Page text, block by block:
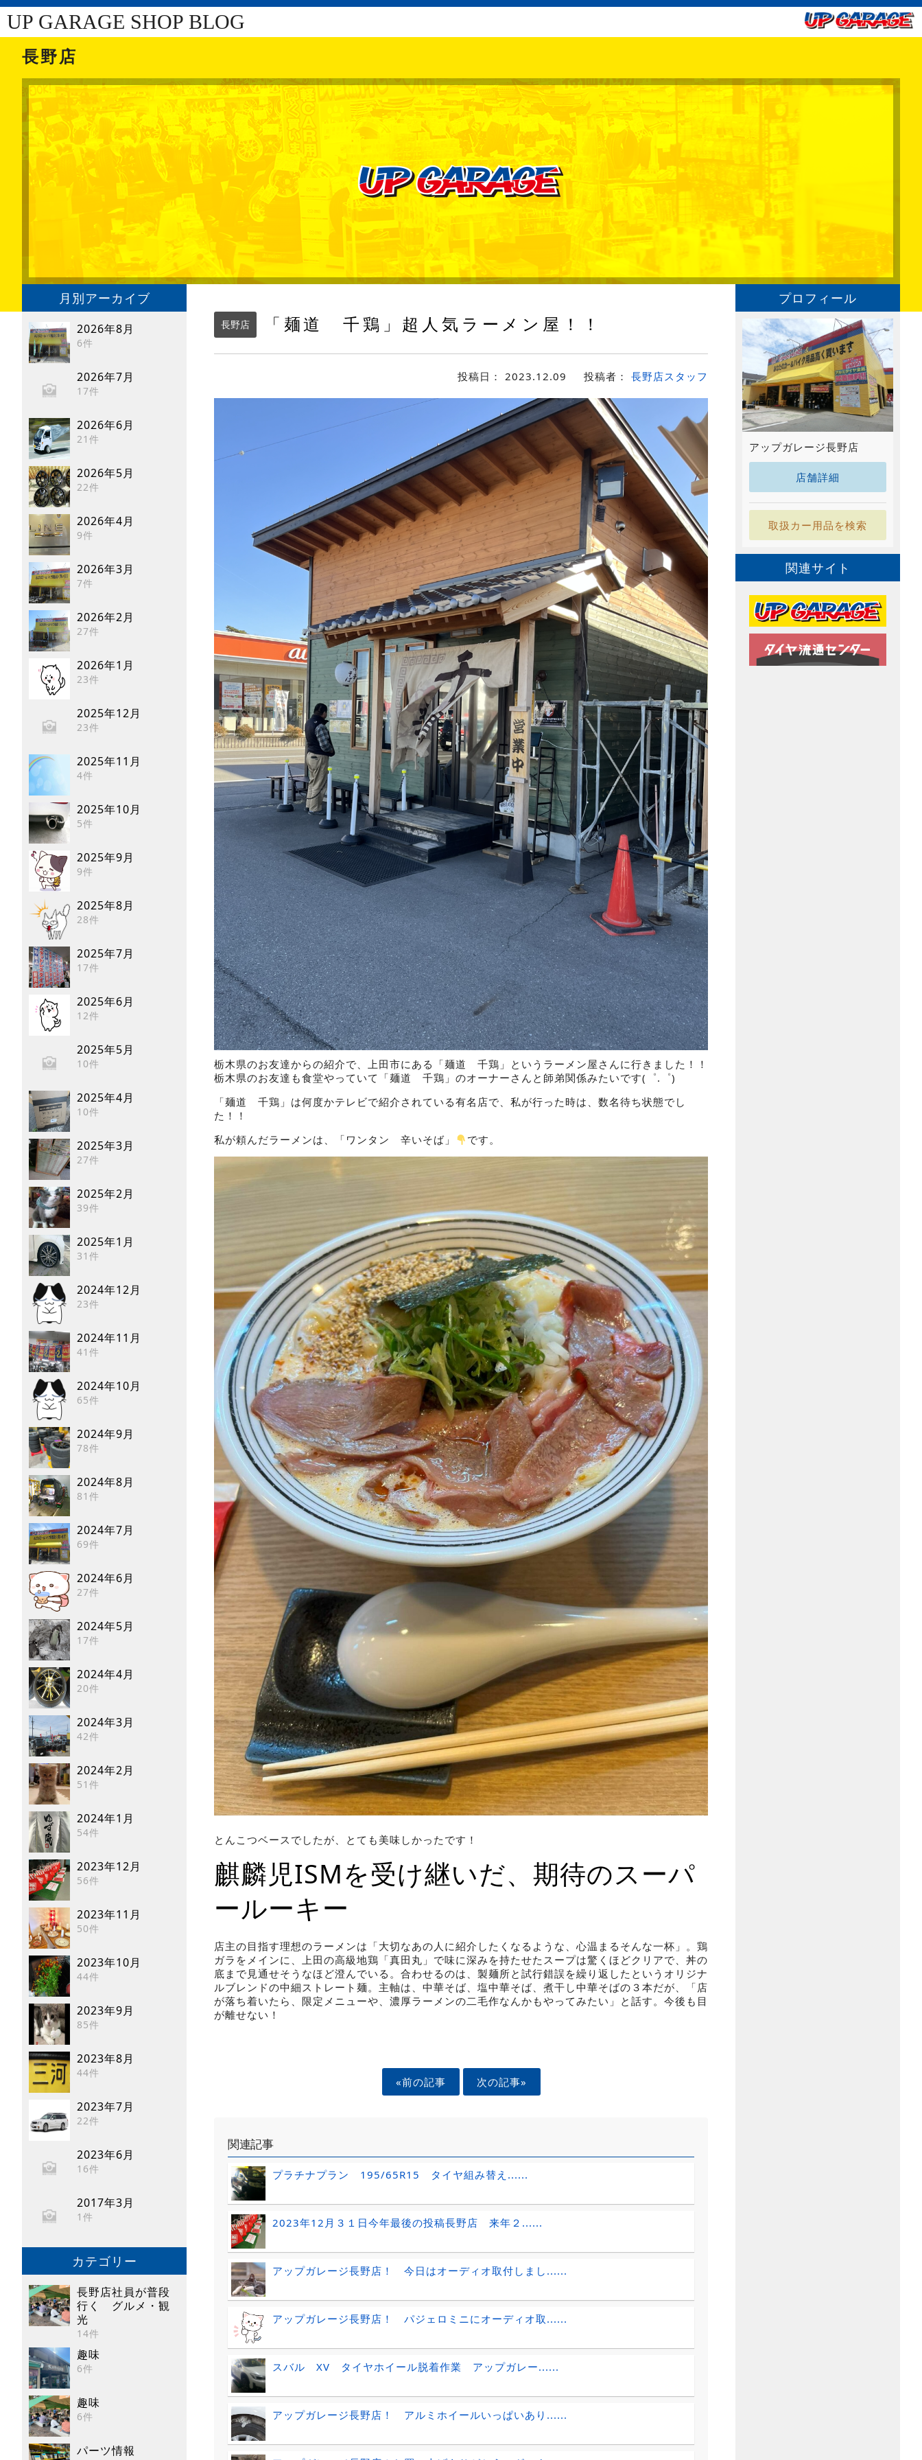
UP GARAGE SHOP BLOG
長野店
月別アーカイブ
2026年8月
6件
2026年7月
17件
2026年6月
21件
2026年5月
22件
2026年4月
9件
2026年3月
7件
2026年2月
27件
2026年1月
23件
2025年12月
23件
2025年11月
4件
2025年10月
5件
2025年9月
9件
2025年8月
28件
2025年7月
17件
2025年6月
12件
2025年5月
10件
2025年4月
10件
2025年3月
27件
2025年2月
39件
2025年1月
31件
2024年12月
23件
2024年11月
41件
2024年10月
65件
2024年9月
78件
2024年8月
81件
2024年7月
69件
2024年6月
27件
2024年5月
17件
2024年4月
20件
2024年3月
42件
2024年2月
51件
2024年1月
54件
2023年12月
56件
2023年11月
50件
2023年10月
44件
2023年9月
85件
2023年8月
44件
2023年7月
22件
2023年6月
16件
2017年3月
1件
カテゴリー
長野店社員が普段
行く グルメ・観
光
14件
趣味
6件
趣味
6件
パーツ情報
長野店 「麺道 千鶏」超人気ラーメン屋！！
投稿日： 2023.12.09 投稿者： 長野店スタッフ
栃木県のお友達からの紹介で、上田市にある「麺道 千鶏」というラーメン屋さんに行きました！！
栃木県のお友達も食堂やっていて「麺道 千鶏」のオーナーさんと師弟関係みたいです(゜.゜)
「麺道 千鶏」は何度かテレビで紹介されている有名店で、私が行った時は、数名待ち状態でし
た！！
私が頼んだラーメンは、「ワンタン 辛いそば」
です。
とんこつベースでしたが、とても美味しかったです！
麒麟児ISMを受け継いだ、期待のスーパ
ールーキー
店主の目指す理想のラーメンは「大切なあの人に紹介したくなるような、心温まるそんな一杯」。鶏
ガラをメインに、上田の高級地鶏「真田丸」で味に深みを持たせたスープは驚くほどクリアで、丼の
底まで見通せそうなほど澄んでいる。合わせるのは、製麺所と試行錯誤を繰り返したというオリジナ
ルブレンドの中細ストレート麺。主軸は、中華そば、塩中華そば、煮干し中華そばの３本だが、「店
が落ち着いたら、限定メニューや、濃厚ラーメンの二毛作なんかもやってみたい」と話す。今後も目
が離せない！
«前の記事 次の記事»
関連記事
プラチナプラン 195/65R15 タイヤ組み替え......
2023年12月３１日今年最後の投稿長野店 来年２......
アップガレージ長野店！ 今日はオーディオ取付しまし......
アップガレージ長野店！ パジェロミニにオーディオ取......
スバル XV タイヤホイール脱着作業 アップガレー......
アップガレージ長野店！ アルミホイールいっぱいあり......
プロフィール
アップガレージ長野店
店舗詳細
取扱カー用品を検索
関連サイト